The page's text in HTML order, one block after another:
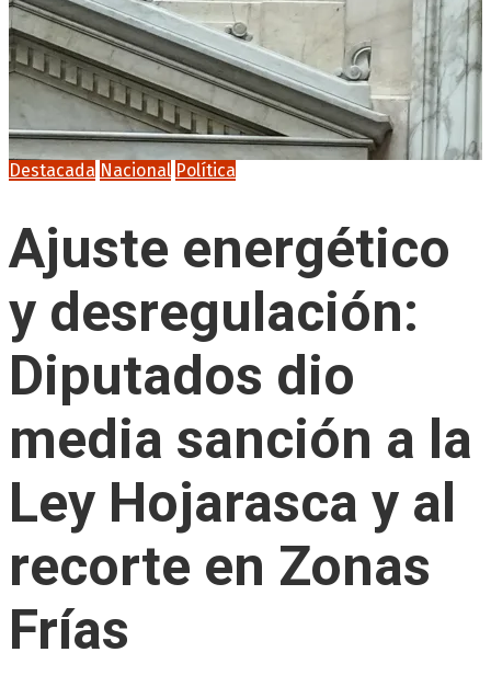
Destacada Nacional Política
Ajuste energético
y desregulación:
Diputados dio
media sanción a la
Ley Hojarasca y al
recorte en Zonas
Frías